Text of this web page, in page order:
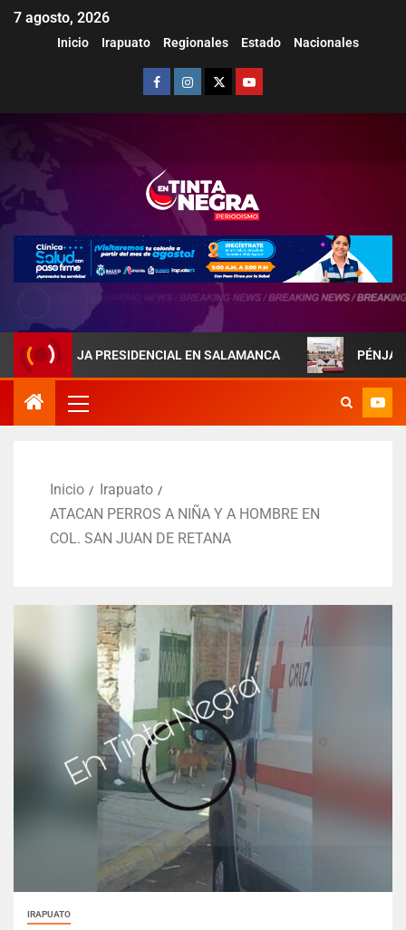
7 agosto, 2026
Inicio Irapuato Regionales Estado Nacionales
PRESIDENCIAL EN SALAMANCA PÉNJAMO
Inicio
Irapuato
ATACAN PERROS A NIÑA Y A HOMBRE EN
COL. SAN JUAN DE RETANA
IRAPUATO